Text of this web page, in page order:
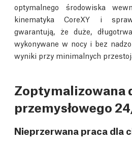
optymalnego środowiska
kinematyka CoreXY i
gwarantują, że duże,
wykonywane w nocy i bez
wyniki przy minimalnych
Zoptymalizowana
przemysłowego
Nieprzerwana praca dla